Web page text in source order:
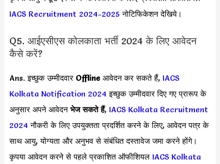
IACS Recruitment 2024-2025 नोटिफिकेशन देखिये।
Q5. आईएसीएस कोलकाता भर्ती 2024 के लिए आवेदन
कैसे करें?
Ans. इच्छुक उम्मीदवार Offline आवेदन कर सकते हैं, IACS
Kolkata Notification 2024 इच्छुक उम्मीदवार दिए गए प्रारूप के
अनुसार अपने आवेदन भेज सकते हैं, IACS Kolkata Recruitment
2024 नौकरी के लिए उपयुक्तता प्रदर्शित करने के लिए, आवेदन पत्र के
साथ आयु, योग्यता और अनुभव से संबंधित दस्तावेज जमा करने होंगे।
कृपया आवेदन करने से पहले प्रकाशित ऑफीशियल IACS Kolkata